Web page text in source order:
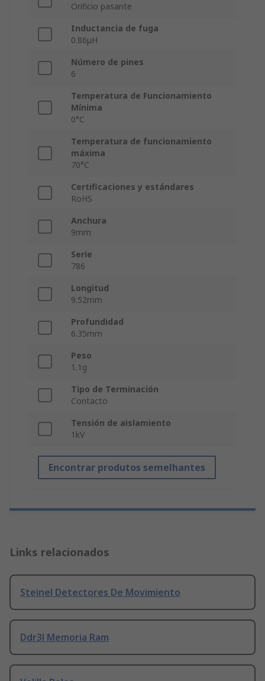
Orificio pasante
Inductancia de fuga
0.86μH
Número de pines
6
Temperatura de Funcionamiento
Mínima
0°C
Temperatura de funcionamiento
máxima
70°C
Certificaciones y estándares
RoHS
Anchura
9mm
Serie
786
Longitud
9.52mm
Profundidad
6.35mm
Peso
1.1g
Tipo de Terminación
Contacto
Tensión de aislamiento
1kV
Encontrar produtos semelhantes
Links relacionados
Steinel Detectores De Movimiento
Ddr3l Memoria Ram